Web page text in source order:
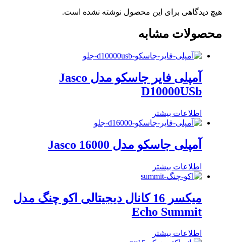
هیچ دیدگاهی برای این محصول نوشته نشده است.
محصولات مشابه
آمپلی فایر جاسکو مدل Jasco
D10000USb
اطلاعات بیشتر
آمپلی جاسکو مدل Jasco 16000
اطلاعات بیشتر
میکسر 16 کانال دیجیتالی اکو چنگ مدل
Echo Summit
اطلاعات بیشتر